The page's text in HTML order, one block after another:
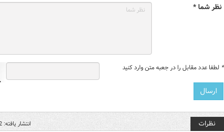
نظر شما *
* لطفا عدد مقابل را در جعبه متن وارد کنید
نظرات انتشار یافته: 2